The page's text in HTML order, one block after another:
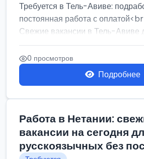
Требуется в Тель-Авиве:
постоянная работа с
Свежие вакансии в Тель-Авиве
женщин от хозя...
0 просмотров
Подробнее
Работа в Нетании:
вакансии на сегодня
русскоязычных без